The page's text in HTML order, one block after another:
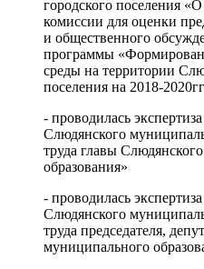
городского поселения
комиссии для оценки
и общественного
программы
среды на территории
поселения на 2018-
- проводилась
Слюдянского
труда главы
образования»
- проводилась
Слюдянского
труда председателя,
муниципального